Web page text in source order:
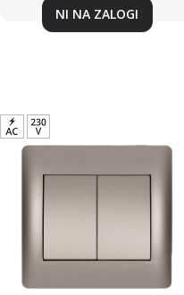
NI NA ZALOGI